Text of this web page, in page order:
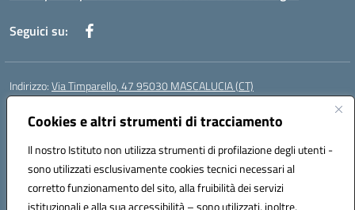
Cookies e altri strumenti di tracciamento
Il nostro Istituto non utilizza strumenti di profilazione degli utenti -
sono utilizzati esclusivamente cookies tecnici necessari al
corretto funzionamento del sito, alla fruibilità dei servizi
istituzionali e alla sua accessibilità – sono utilizzati, inoltre,
Seguici su:
Indirizzo:Via Timparello, 47 95030 MASCALUCIA (CT)
Centralino:
Posta elettronica certificata (PEC):ctic8bc002@pec.istruzione.it
Codice fiscale: 93238350875
Codice meccanografico:ctic8bc002
Codice Indice delle Pubbliche Amministrazioni (IPA): istsc_ctic8bc002
Codice unico di fatturazione (CUF): 2PO2JW